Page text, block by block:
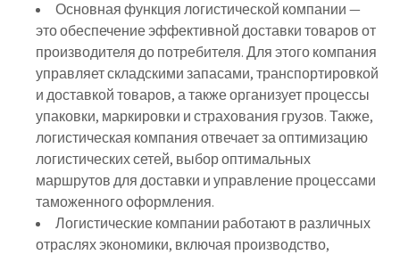
Основная функция логистической компании —
это обеспечение эффективной доставки товаров от
производителя до потребителя. Для этого компания
управляет складскими запасами, транспортировкой
и доставкой товаров, а также организует процессы
упаковки, маркировки и страхования грузов. Также,
логистическая компания отвечает за оптимизацию
логистических сетей, выбор оптимальных
маршрутов для доставки и управление процессами
таможенного оформления.
Логистические компании работают в различных
отраслях экономики, включая производство,